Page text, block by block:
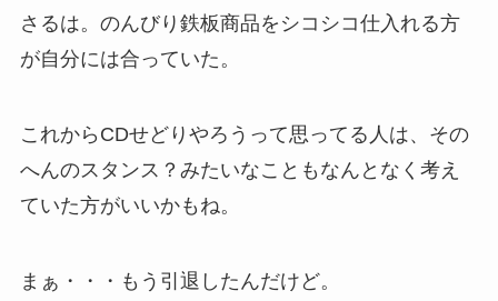
さるは。のんびり鉄板商品をシコシコ仕入れる方
が自分には合っていた。
これからCDせどりやろうって思ってる人は、その
へんのスタンス？みたいなこともなんとなく考え
ていた方がいいかもね。
まぁ・・・もう引退したんだけど。